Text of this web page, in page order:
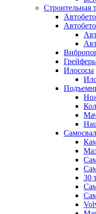
Строительная
Илососы
30